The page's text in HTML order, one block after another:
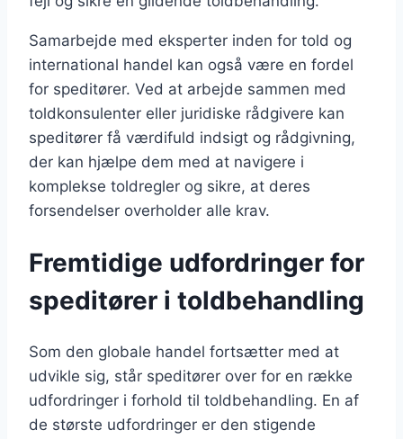
Samarbejde med eksperter inden for told og
international handel kan også være en fordel
for speditører. Ved at arbejde sammen med
toldkonsulenter eller juridiske rådgivere kan
speditører få værdifuld indsigt og rådgivning,
der kan hjælpe dem med at navigere i
komplekse toldregler og sikre, at deres
forsendelser overholder alle krav.
Fremtidige udfordringer for
speditører i toldbehandling
Som den globale handel fortsætter med at
udvikle sig, står speditører over for en række
udfordringer i forhold til toldbehandling. En af
de største udfordringer er den stigende